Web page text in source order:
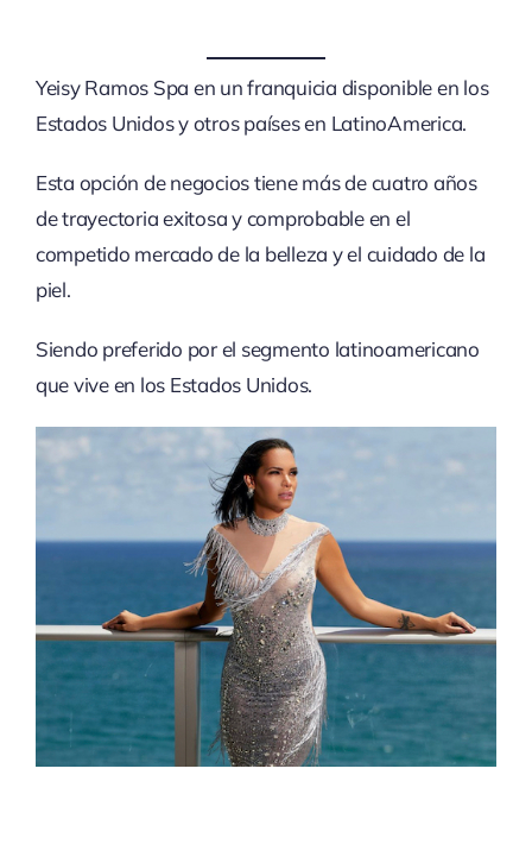
Yeisy Ramos Spa en un franquicia disponible en los
Estados Unidos y otros países en LatinoAmerica.
Esta opción de negocios tiene más de cuatro años
de trayectoria exitosa y comprobable en el
competido mercado de la belleza y el cuidado de la
piel.
Siendo preferido por el segmento latinoamericano
que vive en los Estados Unidos.